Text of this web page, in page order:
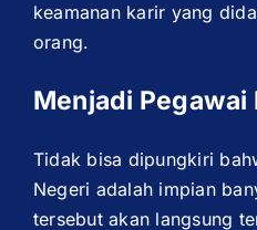
keamanan karir yang
orang.
Menjadi Pegawai
Tidak bisa dipungkiri
Negeri adalah impian
tersebut akan langsung